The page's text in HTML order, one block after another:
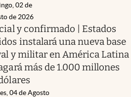
02 de
de 2026
y confirmado | Estados
instalará una nueva base
y militar en América Latina
más de 1.000 millones
04 de Agosto